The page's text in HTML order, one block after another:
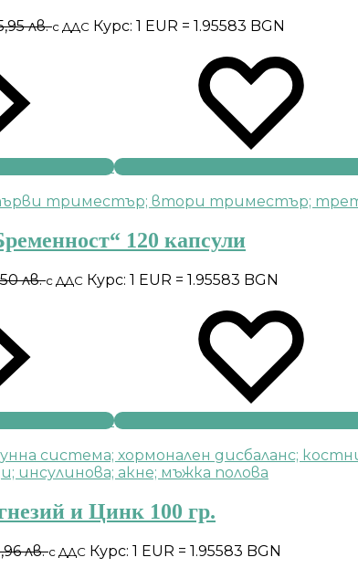
лв.с ДДС Курс: 1 EUR = 1.95583 BGN
120 капсули
лв.с ДДС Курс: 1 EUR = 1.95583 BGN
и Цинк 100 гр.
лв.с ДДС Курс: 1 EUR = 1.95583 BGN